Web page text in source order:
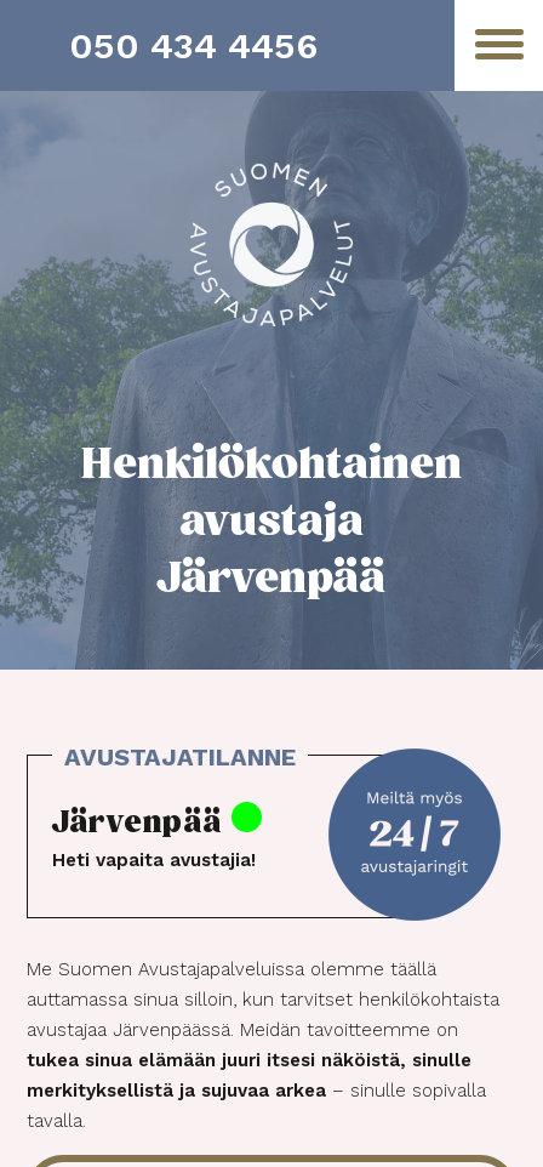
050 434 4456
Henkilö­­kohtainen
avustaja
Järvenpää
Järvenpää
Heti vapaita avustajia!
Me Suomen Avustajapalveluissa olemme täällä
auttamassa sinua silloin, kun tarvitset henkilökohtaista
avustajaa Järvenpäässä. Meidän tavoitteemme on
tukea sinua elämään juuri itsesi näköistä, sinulle
merkityksellistä ja sujuvaa arkea – sinulle sopivalla
tavalla.